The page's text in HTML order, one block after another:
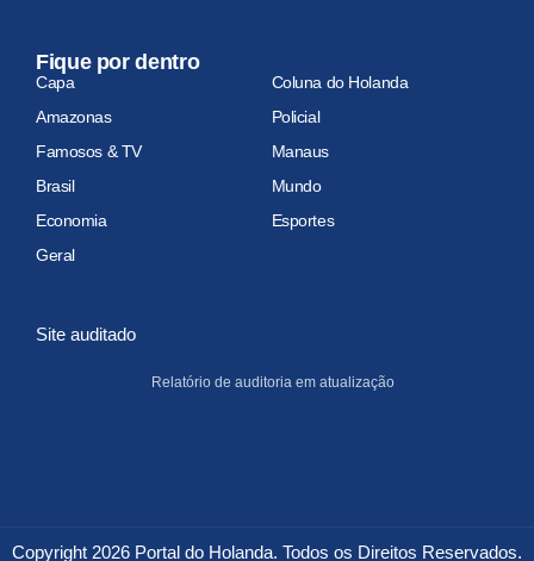
Fique por dentro
Capa
Coluna do Holanda
Amazonas
Policial
Famosos & TV
Manaus
Brasil
Mundo
Economia
Esportes
Geral
Site auditado
Relatório de auditoria em atualização
Copyright 2026 Portal do Holanda. Todos os Direitos Reservados.